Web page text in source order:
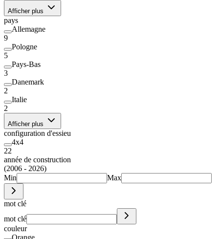
Afficher plus
pays
Allemagne
9
Pologne
5
Pays-Bas
3
Danemark
2
Italie
2
Afficher plus
configuration d'essieu
4x4
22
année de construction
(2006 - 2026)
Min
Max
mot clé
mot clé
couleur
Orange